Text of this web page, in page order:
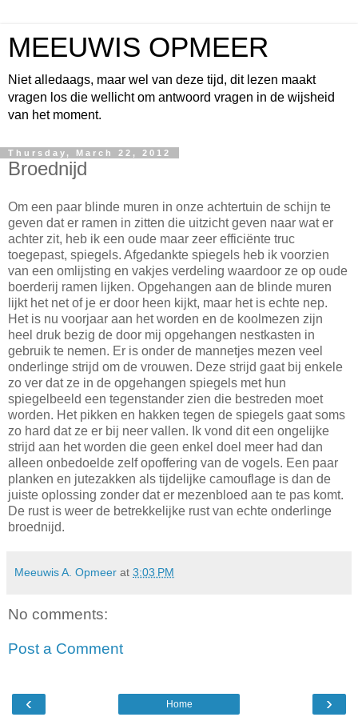
MEEUWIS OPMEER
Niet alledaags, maar wel van deze tijd, dit lezen maakt
vragen los die wellicht om antwoord vragen in de wijsheid
van het moment.
Thursday, March 22, 2012
Broednijd
Om een paar blinde muren in onze achtertuin de schijn te
geven dat er ramen in zitten die uitzicht geven naar wat er
achter zit, heb ik een oude maar zeer efficiënte truc
toegepast, spiegels. Afgedankte spiegels heb ik voorzien
van een omlijsting en vakjes verdeling waardoor ze op oude
boerderij ramen lijken. Opgehangen aan de blinde muren
lijkt het net of je er door heen kijkt, maar het is echte nep.
Het is nu voorjaar aan het worden en de koolmezen zijn
heel druk bezig de door mij opgehangen nestkasten in
gebruik te nemen. Er is onder de mannetjes mezen veel
onderlinge strijd om de vrouwen. Deze strijd gaat bij enkele
zo ver dat ze in de opgehangen spiegels met hun
spiegelbeeld een tegenstander zien die bestreden moet
worden. Het pikken en hakken tegen de spiegels gaat soms
zo hard dat ze er bij neer vallen. Ik vond dit een ongelijke
strijd aan het worden die geen enkel doel meer had dan
alleen onbedoelde zelf opoffering van de vogels. Een paar
planken en jutezakken als tijdelijke camouflage is dan de
juiste oplossing zonder dat er mezenbloed aan te pas komt.
De rust is weer de betrekkelijke rust van echte onderlinge
broednijd.
Meeuwis A. Opmeer at 3:03 PM
No comments:
Post a Comment
‹ ›
Home